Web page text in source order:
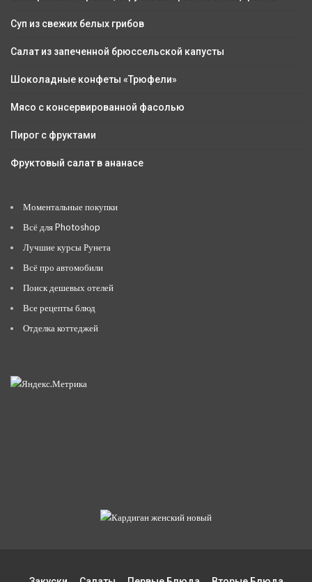
Суп из свежих белых грибов
Салат из запеченной брюссельской капусты
Шоколадные конфеты «Трюфели»
Мясо с консервированной фасолью
Пирог с фруктами
Фруктовый салат в ананасе
Моментальные покупки
Всё для Photoshop
Лучшие курсы Рунета
Всё про автомобили
Поиск дешевых отелей
Все рецепты блюд
Отделка коттеджей